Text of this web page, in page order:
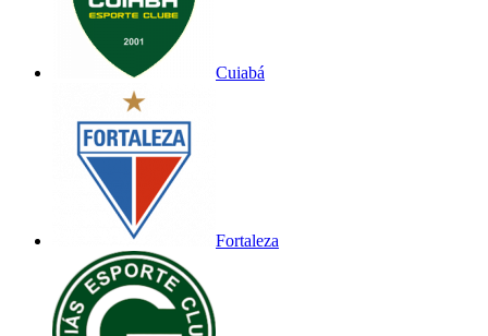
Cuiabá
Fortaleza